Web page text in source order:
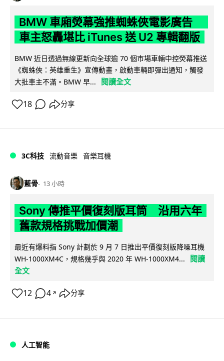
BMW 車廂熒幕強推蜘蛛俠電影廣告
車主怒轟堪比 iTunes 送 U2 專輯翻版
BMW 近日透過無線更新向全球逾 70 個市場車輛中控熒幕推送
《蜘蛛俠：英雄重生》宣傳動畫，啟動車輛即彈出通知，觸發
大批車主不滿。BMW 早...
閱讀全文
18 分享
3C科技 流動音樂 音樂耳機
藍骨 13 小時
Sony 傳推平價復刻版耳筒 沿用六年
舊款規格挑戰加價潮
最近有爆料指 Sony 計劃於 9 月 7 日推出平價復刻版降噪耳機
WH-1000XM4C，規格幾乎與 2020 年 WH-1000XM4...
閱讀
全文
12 4 ↗ 分享
人工智能